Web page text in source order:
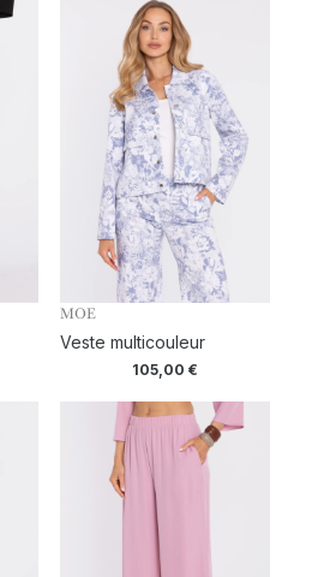
MOE
Veste multicouleur
105,00 €